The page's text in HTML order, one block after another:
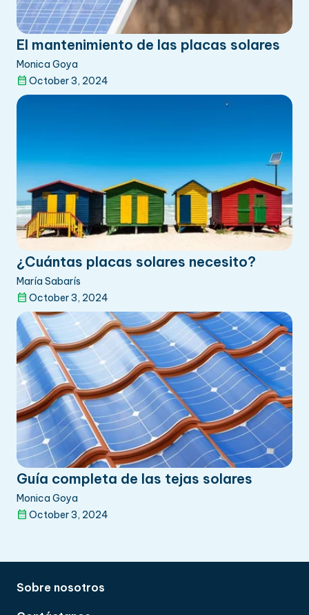
El mantenimiento de las placas solares
Monica Goya
October 3, 2024
¿Cuántas placas solares necesito?
María Sabarís
October 3, 2024
Guía completa de las tejas solares
Monica Goya
October 3, 2024
Sobre nosotros